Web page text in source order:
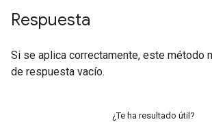
Respuesta
Si se aplica correctamente, este método
de respuesta vacío.
¿Te ha resultado útil?